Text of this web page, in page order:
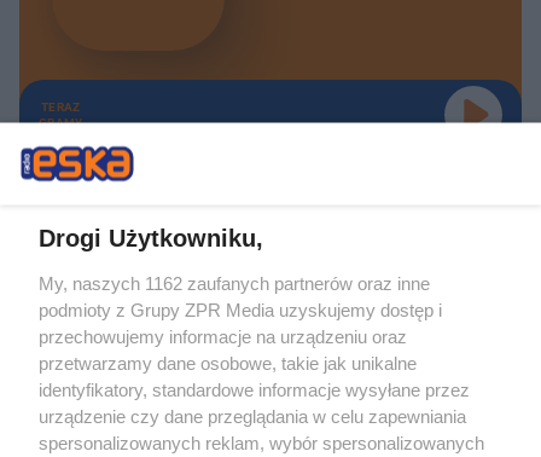
TERAZ
GRAMY
Żaden utwór zamieszczony w serwisie nie może być powielany i
rozpowszechniany lub dalej rozpowszechniany w jakikolwiek sposób (w
tym także elektroniczny lub mechaniczny) na jakimkolwiek polu
eksploatacji w jakiejkolwiek formie, włącznie z umieszczaniem w Internecie
bez pisemnej zgody właściciela praw. Jakiekolwiek użycie lub
wykorzystanie utworów w całości lub w części z naruszeniem prawa, tzn.
bez właściwej zgody, jest zabronione pod groźbą kary i może być ścigane
prawnie.
Drogi Użytkowniku,
My, naszych 1162 zaufanych partnerów oraz inne
podmioty z Grupy ZPR Media uzyskujemy dostęp i
przechowujemy informacje na urządzeniu oraz
przetwarzamy dane osobowe, takie jak unikalne
identyfikatory, standardowe informacje wysyłane przez
urządzenie czy dane przeglądania w celu zapewniania
spersonalizowanych reklam, wybór spersonalizowanych